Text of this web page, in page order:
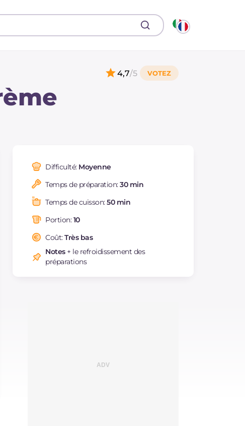
4,7/5
Difficulté: Moyenne
Temps de préparation:30 min
Temps de cuisson:50 min
Portion:10
Coût:Très bas
Notes+ le refroidissement des
préparations